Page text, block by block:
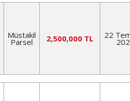
Müstakil
Parsel 2,500,000 TL 22